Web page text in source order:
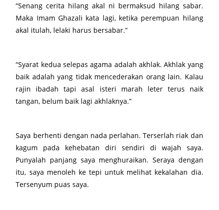
“Senang cerita hilang akal ni bermaksud hilang sabar.
Maka Imam Ghazali kata lagi, ketika perempuan hilang
akal itulah, lelaki harus bersabar.”
“Syarat kedua selepas agama adalah akhlak. Akhlak yang
baik adalah yang tidak mencederakan orang lain. Kalau
rajin ibadah tapi asal isteri marah leter terus naik
tangan, belum baik lagi akhlaknya.”
Saya berhenti dengan nada perlahan. Terserlah riak dan
kagum pada kehebatan diri sendiri di wajah saya.
Punyalah panjang saya menghuraikan. Seraya dengan
itu, saya menoleh ke tepi untuk melihat kekalahan dia.
Tersenyum puas saya.